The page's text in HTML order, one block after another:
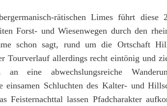
rätischen Limes führt diese
Forst- und Wiesenwegen durch den
schon sagt, rund um die Ortschaft
Tourverlauf allerdings recht eintönig und
an eine abwechslungsreiche
einsamen Schluchten des Kalter- und
Feisternachttal lassen Pfadcharakter